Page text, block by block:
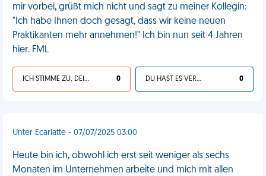
mir vorbei, grüßt mich nicht und sagt zu meiner Kollegin:
"Ich habe Ihnen doch gesagt, dass wir keine neuen
Praktikanten mehr annehmen!" Ich bin nun seit 4 Jahren
hier. FML
ICH STIMME ZU, DEIN LEBEN IST SCHEISSE 0 DU HAST ES VERDIENT 0
Unter Ecarlatte - 07/07/2025 03:00
Heute bin ich, obwohl ich erst seit weniger als sechs
Monaten im Unternehmen arbeite und mich mit allen